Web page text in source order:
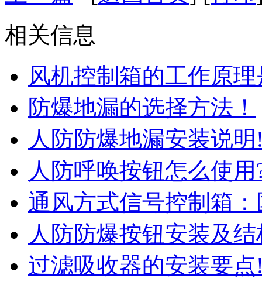
相关信息
风机控制箱的工作原
防爆地漏的选择方法！
人防防爆地漏安装说
人防呼唤按钮怎么使用
通风方式信号控制箱
人防防爆按钮安装及
过滤吸收器的安装要点